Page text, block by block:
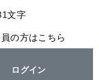
文字
の方はこちら
ログイン